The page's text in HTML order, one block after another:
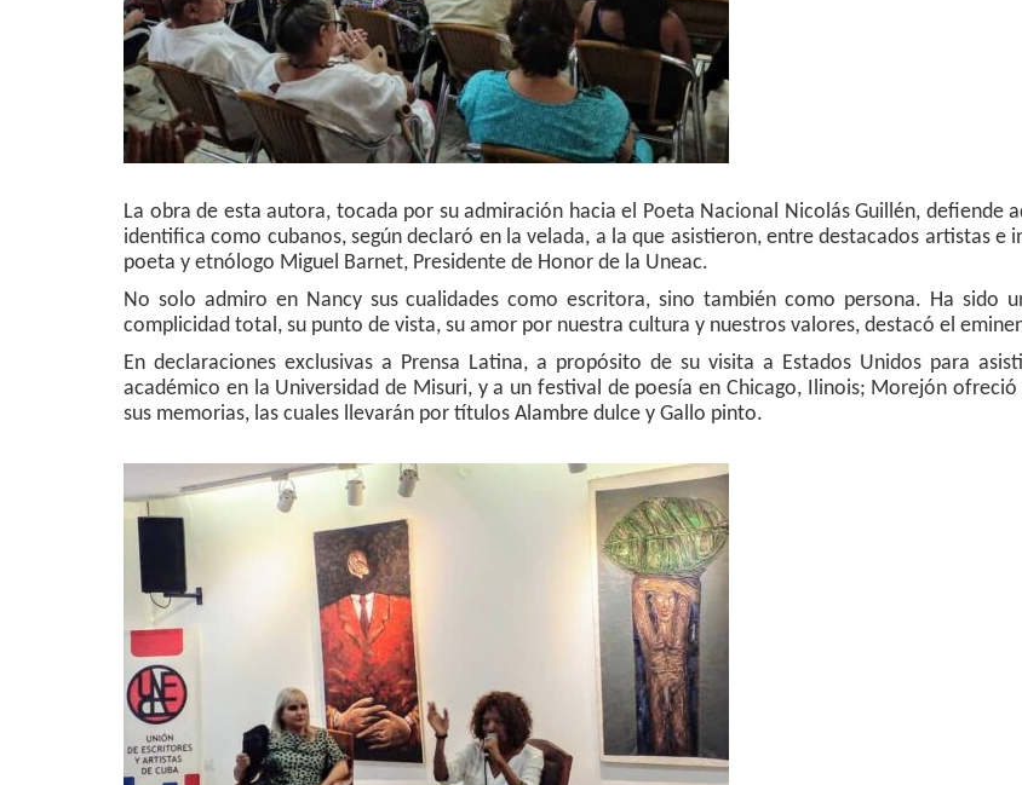
La obra de esta autora, tocada por su admiración hacia el Poeta Nacional Nicolás Guillén, defiende
identifica como cubanos, según declaró en la velada, a la que asistieron, entre destacados artistas e
poeta y etnólogo Miguel Barnet, Presidente de Honor de la Uneac.
No solo admiro en Nancy sus cualidades como escritora, sino también como persona. Ha sido
complicidad total, su punto de vista, su amor por nuestra cultura y nuestros valores, destacó el
En declaraciones exclusivas a Prensa Latina, a propósito de su visita a Estados Unidos para
académico en la Universidad de Misuri, y a un festival de poesía en Chicago, Ilinois; Morejón
sus memorias, las cuales llevarán por títulos Alambre dulce y Gallo pinto.